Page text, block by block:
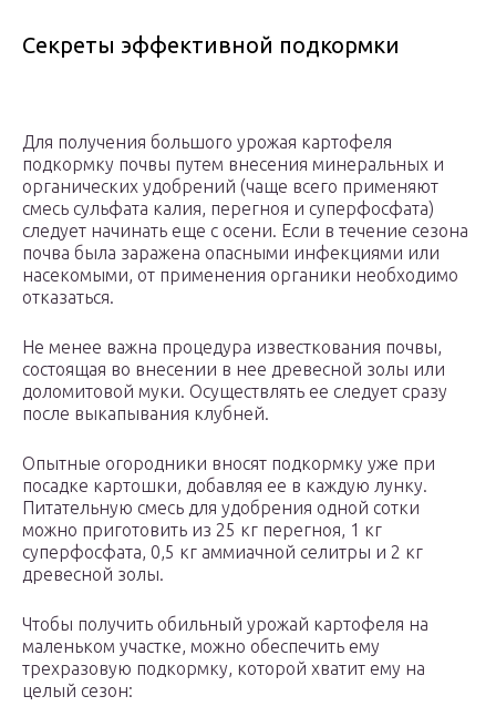
Секреты эффективной подкормки
Для получения большого урожая картофеля
подкормку почвы путем внесения минеральных и
органических удобрений (чаще всего применяют
смесь сульфата калия, перегноя и суперфосфата)
следует начинать еще с осени. Если в течение сезона
почва была заражена опасными инфекциями или
насекомыми, от применения органики необходимо
отказаться.
Не менее важна процедура известкования почвы,
состоящая во внесении в нее древесной золы или
доломитовой муки. Осуществлять ее следует сразу
после выкапывания клубней.
Опытные огородники вносят подкормку уже при
посадке картошки, добавляя ее в каждую лунку.
Питательную смесь для удобрения одной сотки
можно приготовить из 25 кг перегноя, 1 кг
суперфосфата, 0,5 кг аммиачной селитры и 2 кг
древесной золы.
Чтобы получить обильный урожай картофеля на
маленьком участке, можно обеспечить ему
трехразовую подкормку, которой хватит ему на
целый сезон: